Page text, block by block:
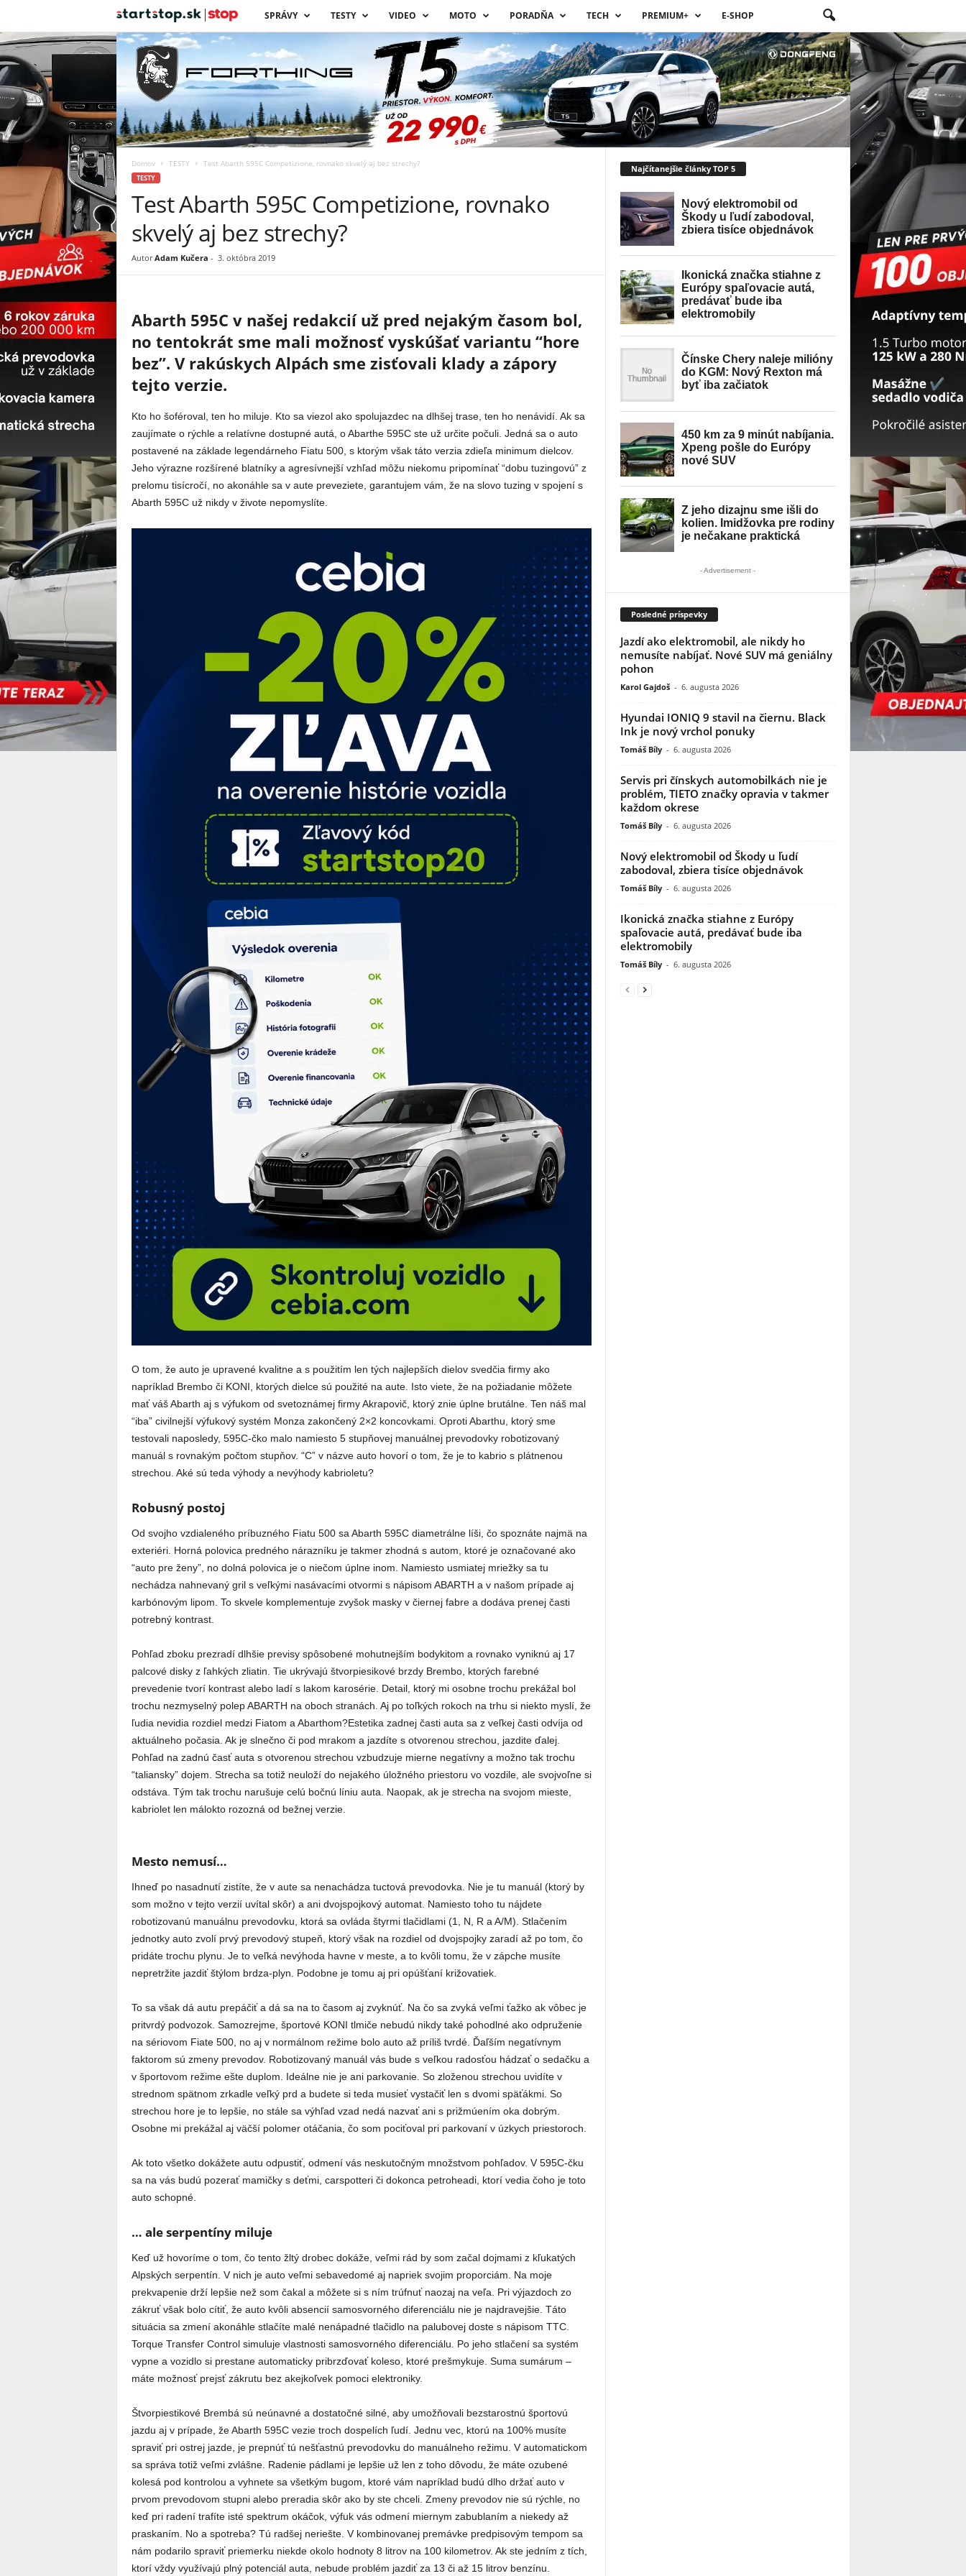
a
r
t
o
SPRÁVY TESTY VIDEO MOTO PORADŇA TECH PREMIUM+ E-SHOP
Domov TESTY Test Abarth 595C Competizione, rovnako skvelý aj bez strechy?
TESTY
Test Abarth 595C Competizione, rovnako
skvelý aj bez strechy?
Autor Adam Kučera - 3. októbra 2019
Abarth 595C v našej redakcií už pred nejakým časom bol,
no tentokrát sme mali možnosť vyskúšať variantu “hore
bez”. V rakúskych Alpách sme zisťovali klady a zápory
tejto verzie.
Kto ho šoféroval, ten ho miluje. Kto sa viezol ako spolujazdec na dlhšej trase, ten ho nenávidí. Ak sa
zaujímate o rýchle a relatívne dostupné autá, o Abarthe 595C ste už určite počuli. Jedná sa o auto
postavené na základe legendárneho Fiatu 500, s ktorým však táto verzia zdieľa minimum dielcov.
Jeho výrazne rozšírené blatníky a agresívnejší vzhľad môžu niekomu pripomínať “dobu tuzingovú” z
prelomu tisícročí, no akonáhle sa v aute preveziete, garantujem vám, že na slovo tuzing v spojení s
Abarth 595C už nikdy v živote nepomyslíte.
O tom, že auto je upravené kvalitne a s použitím len tých najlepších dielov svedčia firmy ako
napríklad Brembo či KONI, ktorých dielce sú použité na aute. Isto viete, že na požiadanie môžete
mať váš Abarth aj s výfukom od svetoznámej firmy Akrapovič, ktorý znie úplne brutálne. Ten náš mal
“iba” civilnejší výfukový systém Monza zakončený 2×2 koncovkami. Oproti Abarthu, ktorý sme
testovali naposledy, 595C-čko malo namiesto 5 stupňovej manuálnej prevodovky robotizovaný
manuál s rovnakým počtom stupňov. “C” v názve auto hovorí o tom, že je to kabrio s plátnenou
strechou. Aké sú teda výhody a nevýhody kabrioletu?
Robusný postoj
Od svojho vzdialeného príbuzného Fiatu 500 sa Abarth 595C diametrálne líši, čo spoznáte najmä na
exteriéri. Horná polovica predného nárazníku je takmer zhodná s autom, ktoré je označované ako
“auto pre ženy”, no dolná polovica je o niečom úplne inom. Namiesto usmiatej mriežky sa tu
nechádza nahnevaný gril s veľkými nasávacími otvormi s nápisom ABARTH a v našom prípade aj
karbónovým lipom. To skvele komplementuje zvyšok masky v čiernej fabre a dodáva prenej časti
potrebný kontrast.
Pohľad zboku prezradí dlhšie previsy spôsobené mohutnejším bodykitom a rovnako vyniknú aj 17
palcové disky z ľahkých zliatin. Tie ukrývajú štvorpiesikové brzdy Brembo, ktorých farebné
prevedenie tvorí kontrast alebo ladí s lakom karosérie. Detail, ktorý mi osobne trochu prekážal bol
trochu nezmyselný polep ABARTH na oboch stranách. Aj po toľkých rokoch na trhu si niekto myslí, že
ľudia nevidia rozdiel medzi Fiatom a Abarthom?Estetika zadnej časti auta sa z veľkej časti odvíja od
aktuálneho počasia. Ak je slnečno či pod mrakom a jazdíte s otvorenou strechou, jazdite ďalej.
Pohľad na zadnú časť auta s otvorenou strechou vzbudzuje mierne negatívny a možno tak trochu
“taliansky” dojem. Strecha sa totiž neuloží do nejakého úložného priestoru vo vozdile, ale svojvoľne si
odstáva. Tým tak trochu narušuje celú bočnú líniu auta. Naopak, ak je strecha na svojom mieste,
kabriolet len málokto rozozná od bežnej verzie.
Mesto nemusí…
Ihneď po nasadnutí zistíte, že v aute sa nenachádza tuctová prevodovka. Nie je tu manuál (ktorý by
som možno v tejto verzií uvítal skôr) a ani dvojspojkový automat. Namiesto toho tu nájdete
robotizovanú manuálnu prevodovku, ktorá sa ovláda štyrmi tlačidlami (1, N, R a A/M). Stlačením
jednotky auto zvolí prvý prevodový stupeň, ktorý však na rozdiel od dvojspojky zaradí až po tom, čo
pridáte trochu plynu. Je to veľká nevýhoda havne v meste, a to kvôli tomu, že v zápche musíte
nepretržite jazdiť štýlom brdza-plyn. Podobne je tomu aj pri opúšťaní križovatiek.
To sa však dá autu prepáčiť a dá sa na to časom aj zvyknúť. Na čo sa zvyká veľmi ťažko ak vôbec je
pritvrdý podvozok. Samozrejme, športové KONI tlmiče nebudú nikdy také pohodlné ako odpruženie
na sériovom Fiate 500, no aj v normálnom režime bolo auto až príliš tvrdé. Ďaľším negatívnym
faktorom sú zmeny prevodov. Robotizovaný manuál vás bude s veľkou radosťou hádzať o sedačku a
v športovom režime ešte duplom. Ideálne nie je ani parkovanie. So zloženou strechou uvidíte v
strednom spätnom zrkadle veľký prd a budete si teda musieť vystačiť len s dvomi späťákmi. So
strechou hore je to lepšie, no stále sa výhľad vzad nedá nazvať ani s prižmúením oka dobrým.
Osobne mi prekážal aj väčší polomer otáčania, čo som pociťoval pri parkovaní v úzkych priestoroch.
Ak toto všetko dokážete autu odpustiť, odmení vás neskutočným množstvom pohľadov. V 595C-čku
sa na vás budú pozerať mamičky s deťmi, carspotteri či dokonca petroheadi, ktorí vedia čoho je toto
auto schopné.
… ale serpentíny miluje
Keď už hovoríme o tom, čo tento žltý drobec dokáže, veľmi rád by som začal dojmami z kľukatých
Alpských serpentín. V nich je auto veľmi sebavedomé aj napriek svojim proporciám. Na moje
prekvapenie drží lepšie než som čakal a môžete si s ním trúfnuť naozaj na veľa. Pri výjazdoch zo
zákruť však bolo cítiť, že auto kvôli absencií samosvorného diferenciálu nie je najdravejšie. Táto
situácia sa zmení akonáhle stlačíte malé nenápadné tlačidlo na palubovej doste s nápisom TTC.
Torque Transfer Control simuluje vlastnosti samosvorného diferenciálu. Po jeho stlačení sa systém
vypne a vozidlo si prestane automaticky pribrzďovať koleso, ktoré prešmykuje. Suma sumárum –
máte možnosť prejsť zákrutu bez akejkoľvek pomoci elektroniky.
Štvorpiestikové Brembá sú neúnavné a dostatočné silné, aby umožňovali bezstarostnú športovú
jazdu aj v prípade, že Abarth 595C vezie troch dospelích ľudí. Jednu vec, ktorú na 100% musíte
spraviť pri ostrej jazde, je prepnúť tú nešťastnú prevodovku do manuálneho režimu. V automatickom
sa správa totiž veľmi zvlášne. Radenie pádlami je lepšie už len z toho dôvodu, že máte ozubené
kolesá pod kontrolou a vyhnete sa všetkým bugom, ktoré vám napríklad budú dlho držať auto v
prvom prevodovom stupni alebo preradia skôr ako by ste chceli. Zmeny prevodov nie sú rýchle, no
keď pri radení trafíte isté spektrum okáčok, výfuk vás odmení miernym zabublaním a niekedy až
praskaním. No a spotreba? Tú radšej neriešte. V kombinovanej premávke predpisovým tempom sa
nám podarilo spraviť priemerku niekde okolo hodnoty 8 litrov na 100 kilometrov. Ak ste jedním z tích,
ktorí vždy využívajú plný potenciál auta, nebude problém jazdiť za 13 či až 15 litrov benzínu.
Najčítanejšie články TOP 5
- Advertisement -
Posledné príspevky
Jazdí ako elektromobil, ale nikdy ho
nemusíte nabíjať. Nové SUV má geniálny
pohon
Karol Gajdoš - 6. augusta 2026
Hyundai IONIQ 9 stavil na čiernu. Black
Ink je nový vrchol ponuky
Tomáš Bíly - 6. augusta 2026
Servis pri čínskych automobilkách nie je
problém, TIETO značky opravia v takmer
každom okrese
Tomáš Bíly - 6. augusta 2026
Nový elektromobil od Škody u ľudí
zabodoval, zbiera tisíce objednávok
Tomáš Bíly - 6. augusta 2026
Ikonická značka stiahne z Európy
spaľovacie autá, predávať bude iba
elektromobily
Tomáš Bíly - 6. augusta 2026